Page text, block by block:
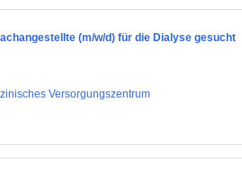
(m/w/d) für die Dialyse gesucht
Versorgungszentrum